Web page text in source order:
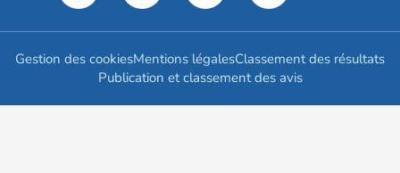
Gestion des cookiesMentions légalesClassement des résultats
Publication et classement des avis